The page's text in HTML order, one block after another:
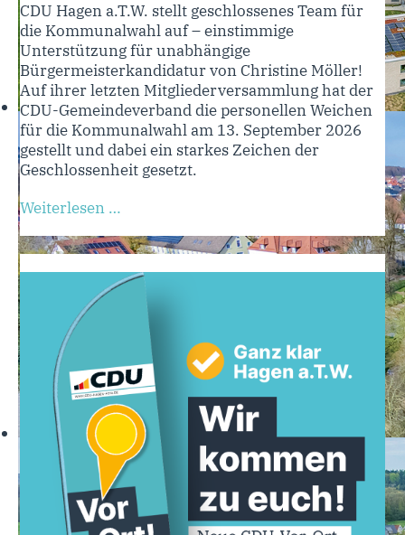
CDU Hagen a.T.W. stellt geschlossenes Team für
die Kommunalwahl auf – einstimmige
Unterstützung für unabhängige
Bürgermeisterkandidatur von Christine Möller!
Auf ihrer letzten Mitgliederversammlung hat der
CDU-Gemeindeverband die personellen Weichen
für die Kommunalwahl am 13. September 2026
gestellt und dabei ein starkes Zeichen der
Geschlossenheit gesetzt.
Weiterlesen …